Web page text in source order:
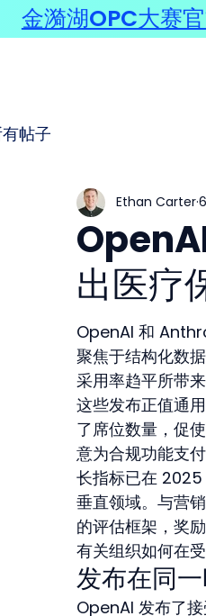
帖子
出医疗
Ethan Carter
OpenAI 和
聚焦于结构化数
采用率趋平所带
这些发布正值通
了席位数量，促
意为合规功能支
长指标已在 2025
垂直领域。与营
的评估框架，奖
有关组织如何在
发布在同
OpenAI 发布了
金漪湖OPC大赛